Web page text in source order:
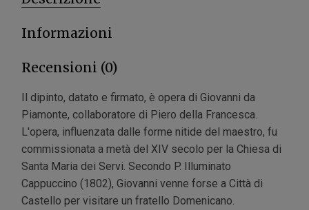
Informazioni
Recensioni (0)
Il dipinto, datato e firmato, è opera di Giovanni da
Piamonte, collaboratore di Piero della Francesca.
L'opera, influenzata dalle forme nitide del maestro, fu
commissionata a metà del XIV secolo per la Chiesa di
Santa Maria dei Servi. Secondo P. Illuminato
Cappuccino (1802), Giovanni venne forse a Città di
Castello per visitare un fratello Domenicano.